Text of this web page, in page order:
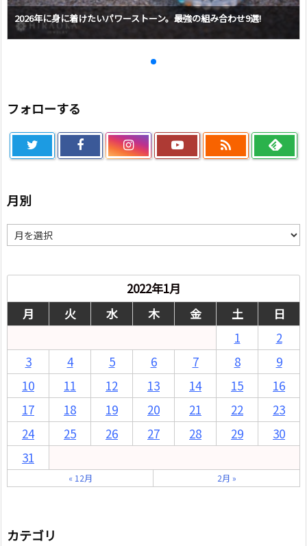
2026年に身に着けたいパワーストーン。最強の組み合わせ9選!
フォローする

月別
別
2022年1月
月
火 水 木 金 土
日
1
2
3
4 5 6 7 8
9
10
11 12 13 14 15
16
17
18 19 20 21 22
23
24
25 26 27 28 29
30
31
« 12月 2月 »
カテゴリ